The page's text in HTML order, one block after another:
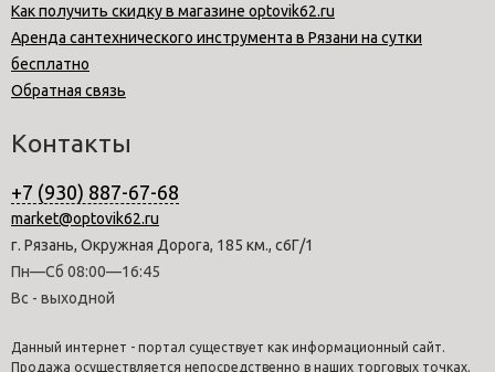
Как получить скидку в магазине optovik62.ru
Аренда сантехнического инструмента в Рязани на сутки
бесплатно
Обратная связь
Контакты
+7 (930) 887-67-68
market@optovik62.ru
г. Рязань, Окружная Дорога, 185 км., с6Г/1
Пн—Сб 08:00—16:45
Вс - выходной
Данный интернет - портал существует как информационный сайт.
Продажа осуществляется непосредственно в наших торговых точках.